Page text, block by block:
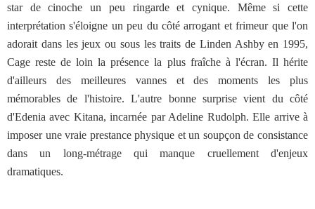
star de cinoche un peu ringarde et cynique. Même si cette
interprétation s'éloigne un peu du côté arrogant et frimeur que l'on
adorait dans les jeux ou sous les traits de Linden Ashby en 1995,
Cage reste de loin la présence la plus fraîche à l'écran. Il hérite
d'ailleurs des meilleures vannes et des moments les plus
mémorables de l'histoire. L'autre bonne surprise vient du côté
d'Edenia avec Kitana, incarnée par Adeline Rudolph. Elle arrive à
imposer une vraie prestance physique et un soupçon de consistance
dans un long-métrage qui manque cruellement d'enjeux
dramatiques.